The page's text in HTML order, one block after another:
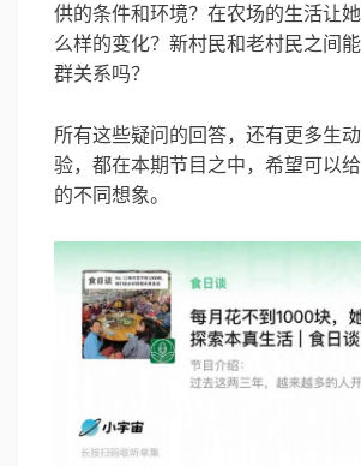
供的条件和环境？在农场的生活让
么样的变化？新村民和老村民之间
群关系吗？
所有这些疑问的回答，还有更多生
验，都在本期节目之中，希望可以
的不同想象。